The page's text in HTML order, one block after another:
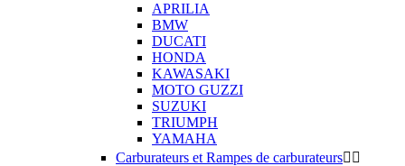
APRILIA
BMW
DUCATI
HONDA
KAWASAKI
MOTO GUZZI
SUZUKI
TRIUMPH
YAMAHA
Carburateurs et Rampes de carburateurs 